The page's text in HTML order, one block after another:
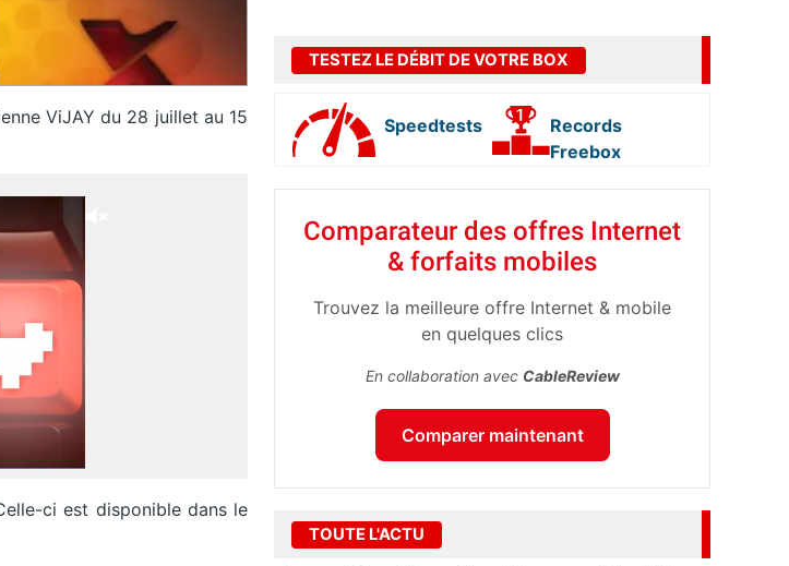
ViJAY du 28 juillet au 15
ci est disponible dans le
TESTEZ LE DÉBIT DE VOTRE BOX
Speedtests
Records
Freebox
Comparateur des offres Internet
& forfaits mobiles
Trouvez la meilleure offre Internet & mobile
en quelques clics
En collaboration avec CableReview
Comparer maintenant
TOUTE L'ACTU